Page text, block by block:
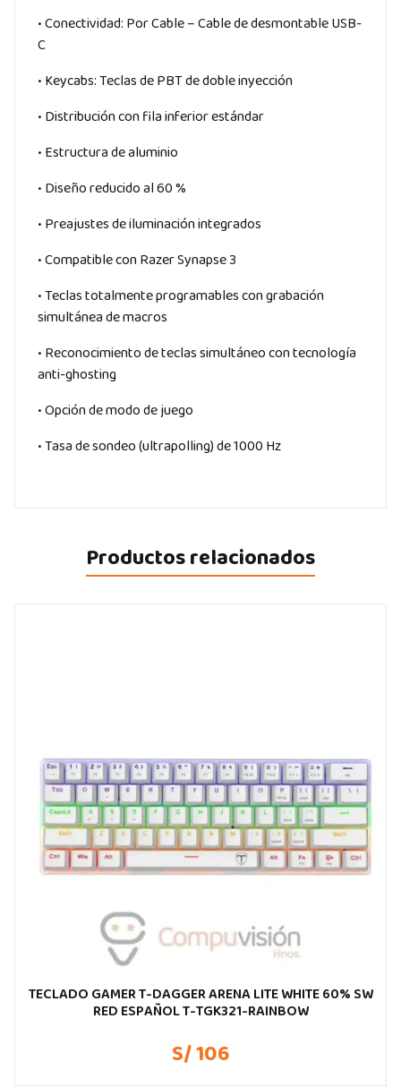
• Conectividad: Por Cable – Cable de desmontable USB-
C
• Keycabs: Teclas de PBT de doble inyección
• Distribución con fila inferior estándar
• Estructura de aluminio
• Diseño reducido al 60 %
• Preajustes de iluminación integrados
• Compatible con Razer Synapse 3
• Teclas totalmente programables con grabación
simultánea de macros
• Reconocimiento de teclas simultáneo con tecnología
anti-ghosting
• Opción de modo de juego
• Tasa de sondeo (ultrapolling) de 1000 Hz
Productos relacionados
TECLADO GAMER T-DAGGER ARENA LITE WHITE 60% SW
RED ESPAÑOL T-TGK321-RAINBOW
S/ 106